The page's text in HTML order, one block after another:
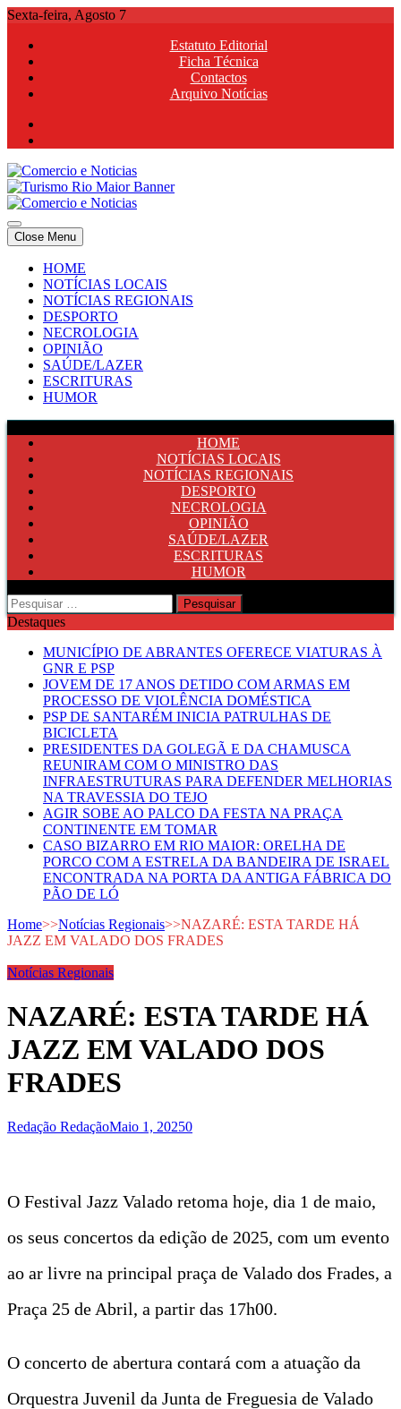
Skip
content
Sexta-feira, Agosto 7
Estatuto Editorial
Ficha Técnica
Contactos
Arquivo Notícias
Comercio e Noticias
Notícias e Publicidade Online
Comercio e Noticias
Notícias e Publicidade Online
Close Menu
HOME
NOTÍCIAS LOCAIS
NOTÍCIAS REGIONAIS
DESPORTO
NECROLOGIA
OPINIÃO
SAÚDE/LAZER
ESCRITURAS
HUMOR
HOME
NOTÍCIAS LOCAIS
NOTÍCIAS REGIONAIS
DESPORTO
NECROLOGIA
OPINIÃO
SAÚDE/LAZER
ESCRITURAS
HUMOR
Pesquisar
por:
Destaques
MUNICÍPIO DE ABRANTES OFERECE VIATURAS À
GNR E PSP
JOVEM DE 17 ANOS DETIDO COM ARMAS EM
PROCESSO DE VIOLÊNCIA DOMÉSTICA
PSP DE SANTARÉM INICIA PATRULHAS DE
BICICLETA
PRESIDENTES DA GOLEGÃ E DA CHAMUSCA
REUNIRAM COM O MINISTRO DAS
INFRAESTRUTURAS PARA DEFENDER MELHORIAS
NA TRAVESSIA DO TEJO
AGIR SOBE AO PALCO DA FESTA NA PRAÇA
CONTINENTE EM TOMAR
CASO BIZARRO EM RIO MAIOR: ORELHA DE
PORCO COM A ESTRELA DA BANDEIRA DE ISRAEL
ENCONTRADA NA PORTA DA ANTIGA FÁBRICA DO
PÃO DE LÓ
Home>>Notícias Regionais>>NAZARÉ: ESTA TARDE HÁ
JAZZ EM VALADO DOS FRADES
Notícias Regionais
NAZARÉ: ESTA TARDE HÁ
JAZZ EM VALADO DOS
FRADES
Redação RedaçãoMaio 1, 20250
O Festival Jazz Valado retoma hoje, dia 1 de maio,
os seus concertos da edição de 2025, com um evento
ao ar livre na principal praça de Valado dos Frades, a
Praça 25 de Abril, a partir das 17h00.
O concerto de abertura contará com a atuação da
Orquestra Juvenil da Junta de Freguesia de Valado